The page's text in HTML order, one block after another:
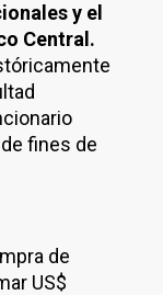
y el
Central.
fines de
de
US$